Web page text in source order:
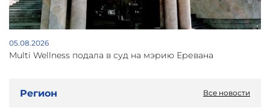
05.08.2026
Multi Wellness подала в суд на мэрию Еревана
Регион Все новости